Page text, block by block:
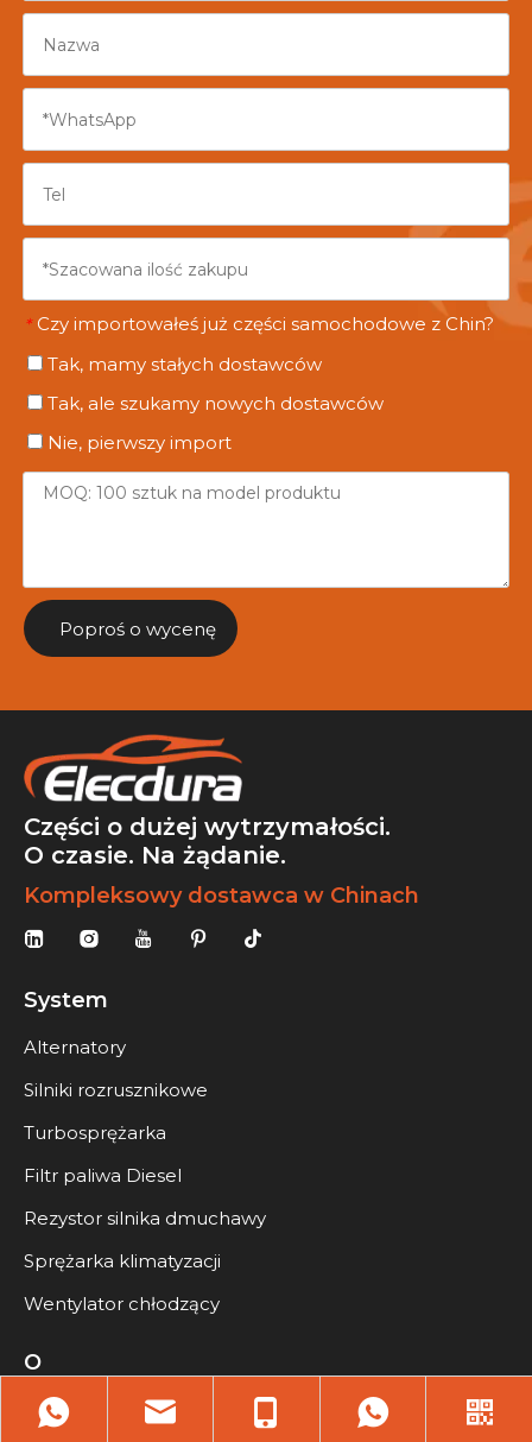
* Czy importowałeś już części samochodowe z Chin?
Tak, mamy stałych dostawców
Tak, ale szukamy nowych dostawców
Nie, pierwszy import
Poproś o wycenę
Części o dużej wytrzymałości.
O czasie. Na żądanie.
Kompleksowy dostawca w Chinach
System
Alternatory
Silniki rozrusznikowe
Turbosprężarka
Filtr paliwa Diesel
Rezystor silnika dmuchawy
Sprężarka klimatyzacji
Wentylator chłodzący
O
Profil firmy